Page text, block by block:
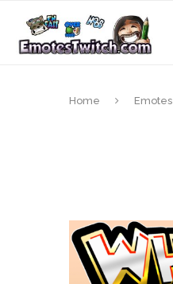
Home Emotes